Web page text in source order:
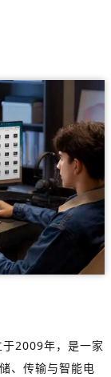
2009年，是一家
、传输与智能电